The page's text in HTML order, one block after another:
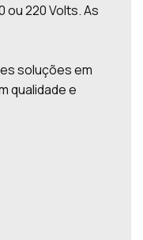
ou 220 Volts. As
soluções em
qualidade e